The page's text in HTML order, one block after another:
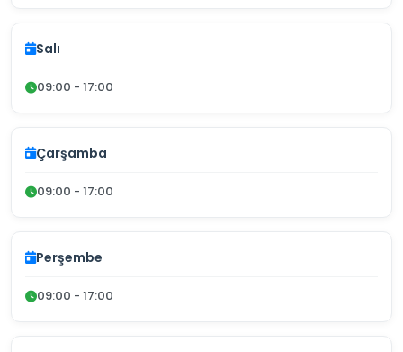
Salı
09:00 - 17:00
Çarşamba
09:00 - 17:00
Perşembe
09:00 - 17:00